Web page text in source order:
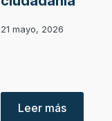
21 mayo, 2026
Leer más